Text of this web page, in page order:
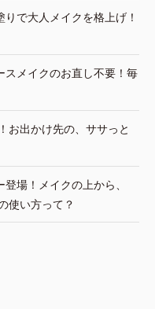
りで大人メイクを格上げ！
スメイクのお直し不要！毎
お出かけ先の、ササっと
場！メイクの上から、
使い方って？